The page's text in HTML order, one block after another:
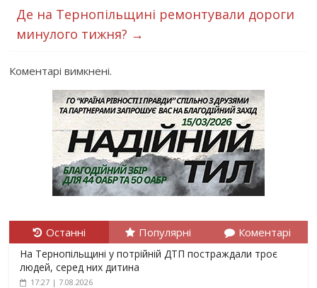
Де на Тернопільщині ремонтували дороги
минулого тижня? →
Коментарі вимкнені.
Останні Популярні Коментарі
На Тернопільщині у потрійній ДТП постраждали троє
людей, серед них дитина
17:27 | 7.08.2026